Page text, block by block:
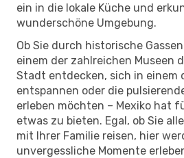
ein in die lokale Küche und
wunderschöne Umgebung.
Ob Sie durch historische
einem der zahlreichen Museen
Stadt entdecken, sich in einem
entspannen oder die
erleben möchten – Mexiko hat
etwas zu bieten. Egal, ob Sie
mit Ihrer Familie reisen, hier
unvergessliche Momente